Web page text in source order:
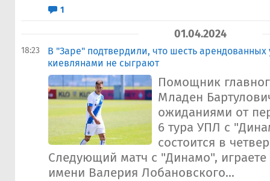
1
01.04.2024
18:23
В "Заре" подтвердили, что шесть
киевлянами не сыграют
Помощник
Младен
ожиданиями от
6 тура УПЛ с
состоится в
Следующий матч с "Динамо", играете
имени Валерия Лобановского...